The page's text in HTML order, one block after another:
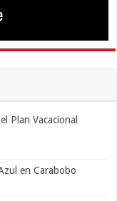
Plan Vacacional
en Carabobo